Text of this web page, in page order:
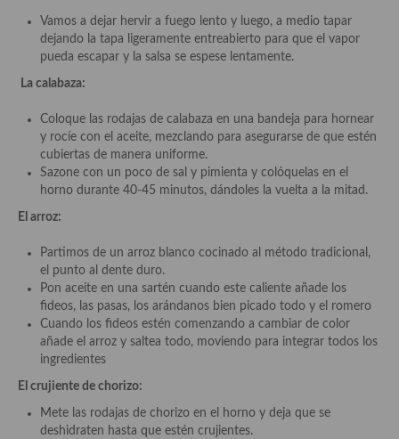
Cocina Castellana
Cocina Castilla – La Mancha
Cocina Extremeña
Cocina Gallega
Cocina Navarra
Cocina Riojana
Cocina Valenciana
Cocina Vasca
Cocina Europea
Vamos a dejar hervir a fuego lento y luego, a medio tapar
dejando la tapa ligeramente entreabierto para que el vapor
pueda escapar y la salsa se espese lentamente.
La calabaza:
Coloque las rodajas de calabaza en una bandeja para hornear
y rocíe con el aceite, mezclando para asegurarse de que estén
cubiertas de manera uniforme.
Sazone con un poco de sal y pimienta y colóquelas en el
horno durante 40-45 minutos, dándoles la vuelta a la mitad.
El arroz:
Partimos de un arroz blanco cocinado al método tradicional,
el punto al dente duro.
Pon aceite en una sartén cuando este caliente añade los
fideos, las pasas, los arándanos bien picado todo y el romero
Cuando los fideos estén comenzando a cambiar de color
añade el arroz y saltea todo, moviendo para integrar todos los
ingredientes
El crujiente de chorizo:
Mete las rodajas de chorizo en el horno y deja que se
deshidraten hasta que estén crujientes.